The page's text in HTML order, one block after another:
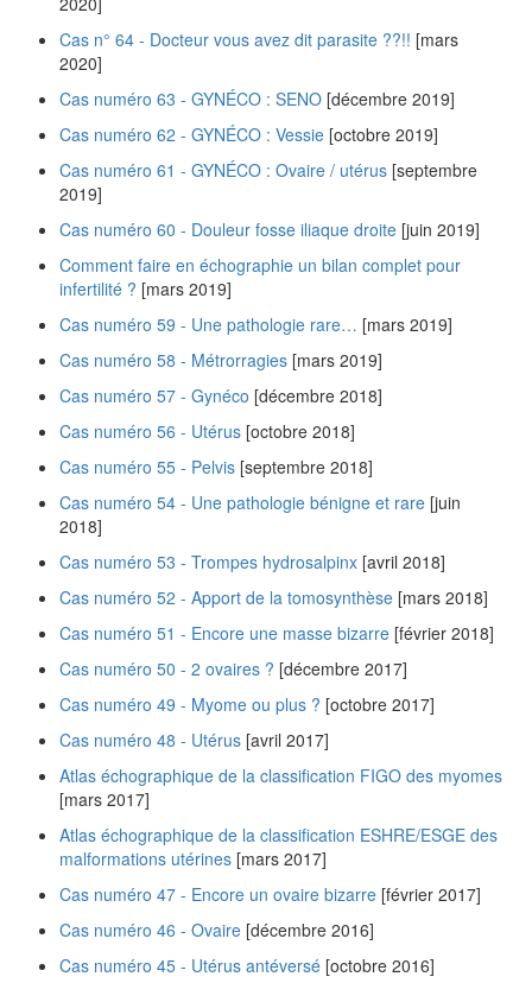
Cas n° 64 - Docteur vous avez dit parasite ??!! [mars
2020]
Cas numéro 63 - GYNÉCO : SENO [décembre 2019]
Cas numéro 62 - GYNÉCO : Vessie [octobre 2019]
Cas numéro 61 - GYNÉCO : Ovaire / utérus [septembre
2019]
Cas numéro 60 - Douleur fosse iliaque droite [juin 2019]
Comment faire en échographie un bilan complet pour
infertilité ? [mars 2019]
Cas numéro 59 - Une pathologie rare… [mars 2019]
Cas numéro 58 - Métrorragies [mars 2019]
Cas numéro 57 - Gynéco [décembre 2018]
Cas numéro 56 - Utérus [octobre 2018]
Cas numéro 55 - Pelvis [septembre 2018]
Cas numéro 54 - Une pathologie bénigne et rare [juin
2018]
Cas numéro 53 - Trompes hydrosalpinx [avril 2018]
Cas numéro 52 - Apport de la tomosynthèse [mars 2018]
Cas numéro 51 - Encore une masse bizarre [février 2018]
Cas numéro 50 - 2 ovaires ? [décembre 2017]
Cas numéro 49 - Myome ou plus ? [octobre 2017]
Cas numéro 48 - Utérus [avril 2017]
Atlas échographique de la classification FIGO des myomes
[mars 2017]
Atlas échographique de la classification ESHRE/ESGE des
malformations utérines [mars 2017]
Cas numéro 47 - Encore un ovaire bizarre [février 2017]
Cas numéro 46 - Ovaire [décembre 2016]
Cas numéro 45 - Utérus antéversé [octobre 2016]